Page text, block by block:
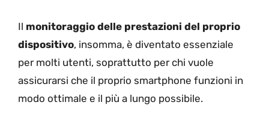
Il monitoraggio delle prestazioni del proprio
dispositivo, insomma, è diventato essenziale
per molti utenti, soprattutto per chi vuole
assicurarsi che il proprio smartphone funzioni in
modo ottimale e il più a lungo possibile.